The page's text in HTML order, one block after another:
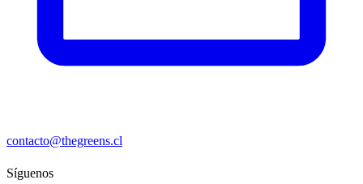
contacto@thegreens.cl
Síguenos